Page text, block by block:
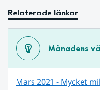
Relaterade länkar
Månadens
Mars 2021 - Mycket